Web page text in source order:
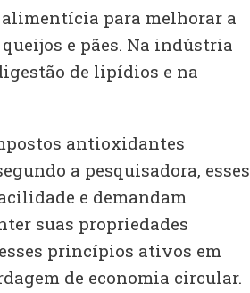
para melhorar a
e pães. Na indústria
de lipídios e na
antioxidantes
a pesquisadora, esses
e demandam
suas propriedades
princípios ativos em
de economia circular.